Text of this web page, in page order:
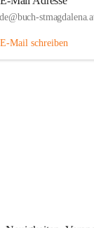
E-Mail schreiben